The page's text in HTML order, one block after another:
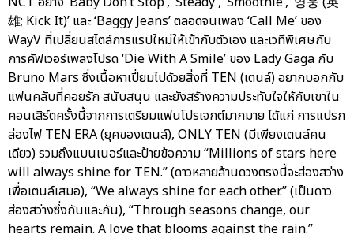
雄; Kick It)’ และ ‘Baggy Jeans’ ตลอดจนเพลง ‘Call Me’ ของ
WayV ที่เปลี่ยนสไตล์การแรปใหม่ให้เข้ากับตัวเอง และเวทีพิเศษกับ
การคัฟเวอร์เพลงโปรด ‘Die With A Smile’ ของ Lady Gaga กับ
Bruno Mars ซึ่งเนื้อหาเปี่ยมไปด้วยสิ่งที่ TEN (เตนล์) อยากบอกกับ
แฟนคลับที่คอยรัก สนับสนุน และยังสร้างความประทับใจให้กับเขาใน
คอนเสิร์ตครั้งนี้จากการเตรียมแฟนโปรเจกต์มากมาย ได้แก่ การแปรก
ล่องไฟ TEN ERA (ยุคของเตนล์), ONLY TEN (มีเพียงเตนล์คน
เดียว) รวมถึงแบนเนอร์และป้ายข้อความ “Millions of stars here
will always shine for TEN.” (ดาวหลายล้านดวงตรงนี้จะส่องสว่าง
เพื่อเตนล์เสมอ), “We always shine for each other.” (เป็นดาว
ส่องสว่างซึ่งกันและกัน), “Through seasons change, our
hearts remain. A love that blooms against the rain.”